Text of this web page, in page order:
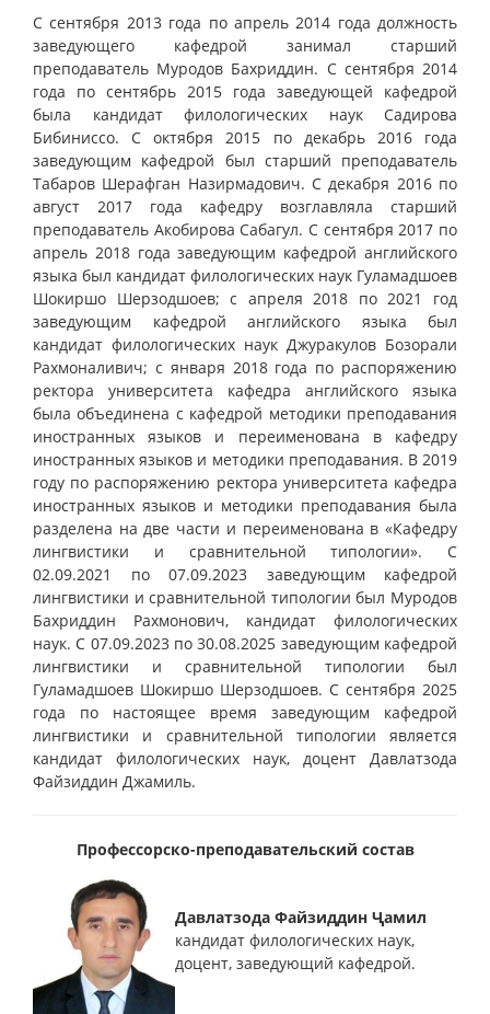
С сентября 2013 года по апрель 2014 года должность
заведующего кафедрой занимал старший
преподаватель Муродов Бахриддин. С сентября 2014
года по сентябрь 2015 года заведующей кафедрой
была кандидат филологических наук Садирова
Бибиниссо. С октября 2015 по декабрь 2016 года
заведующим кафедрой был старший преподаватель
Табаров Шерафган Назирмадович. С декабря 2016 по
август 2017 года кафедру возглавляла старший
преподаватель Акобирова Сабагул. С сентября 2017 по
апрель 2018 года заведующим кафедрой английского
языка был кандидат филологических наук Гуламадшоев
Шокиршо Шерзодшоев; с апреля 2018 по 2021 год
заведующим кафедрой английского языка был
кандидат филологических наук Джуракулов Бозорали
Рахмоналивич; с января 2018 года по распоряжению
ректора университета кафедра английского языка
была объединена с кафедрой методики преподавания
иностранных языков и переименована в кафедру
иностранных языков и методики преподавания. В 2019
году по распоряжению ректора университета кафедра
иностранных языков и методики преподавания была
разделена на две части и переименована в «Кафедру
лингвистики и сравнительной типологии». С
02.09.2021 по 07.09.2023 заведующим кафедрой
лингвистики и сравнительной типологии был Муродов
Бахриддин Рахмонович, кандидат филологических
наук. С 07.09.2023 по 30.08.2025 заведующим кафедрой
лингвистики и сравнительной типологии был
Гуламадшоев Шокиршо Шерзодшоев. С сентября 2025
года по настоящее время заведующим кафедрой
лингвистики и сравнительной типологии является
кандидат филологических наук, доцент Давлатзода
Файзиддин Джамиль.
Профессорско-преподавательский состав
Давлатзода Файзиддин Ҷамил
кандидат филологических наук,
доцент, заведующий кафедрой.